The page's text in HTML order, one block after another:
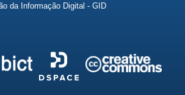
da Informação Digital - GID